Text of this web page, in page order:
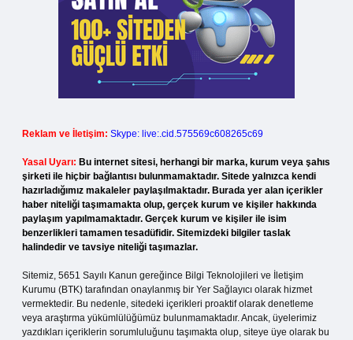
Reklam ve İletişim: Skype: live:.cid.575569c608265c69
Yasal Uyarı: Bu internet sitesi, herhangi bir marka, kurum veya şahıs
şirketi ile hiçbir bağlantısı bulunmamaktadır. Sitede yalnızca kendi
hazırladığımız makaleler paylaşılmaktadır. Burada yer alan içerikler
haber niteliği taşımamakta olup, gerçek kurum ve kişiler hakkında
paylaşım yapılmamaktadır. Gerçek kurum ve kişiler ile isim
benzerlikleri tamamen tesadüfidir. Sitemizdeki bilgiler taslak
halindedir ve tavsiye niteliği taşımazlar.
Sitemiz, 5651 Sayılı Kanun gereğince Bilgi Teknolojileri ve İletişim
Kurumu (BTK) tarafından onaylanmış bir Yer Sağlayıcı olarak hizmet
vermektedir. Bu nedenle, sitedeki içerikleri proaktif olarak denetleme
veya araştırma yükümlülüğümüz bulunmamaktadır. Ancak, üyelerimiz
yazdıkları içeriklerin sorumluluğunu taşımakta olup, siteye üye olarak bu